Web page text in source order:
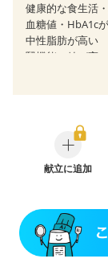
健康的な食生活
血糖値・HbA1c
中性脂肪が高い
腎機能の値が高い
糖尿病性腎症（
糖尿病性腎症（
CKD（ステージ２
乳がん治療を終
産後（ミルク）
ニキビ・肌荒れ
献立に追加